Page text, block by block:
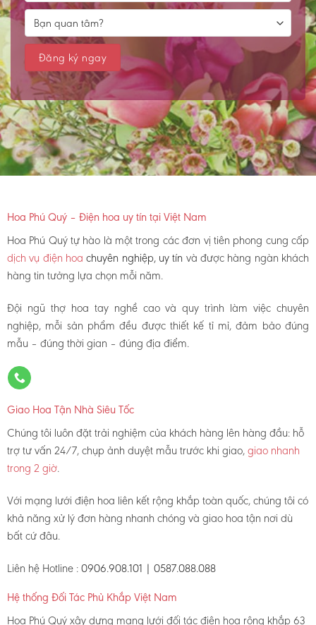
Hoa Phú Quý – Điện hoa uy tín tại Việt Nam
Hoa Phú Quý tự hào là một trong các đơn vị tiên phong cung cấp
dịch vụ điện hoachuyên nghiệp, uy tín và được hàng ngàn khách
hàng tin tưởng lựa chọn mỗi năm.
Đội ngũ thợ hoa tay nghề cao và quy trình làm việc chuyên
nghiệp, mỗi sản phẩm đều được thiết kế tỉ mỉ, đảm bảo đúng
mẫu – đúng thời gian – đúng địa điểm.
Giao Hoa Tận Nhà Siêu Tốc
Chúng tôi luôn đặt trải nghiệm của khách hàng lên hàng đầu: hỗ
trợ tư vấn 24/7, chụp ảnh duyệt mẫu trước khi giao,giao nhanh
trong 2 giờ.
Với mạng lưới điện hoa liên kết rộng khắp toàn quốc, chúng tôi có
khả năng xử lý đơn hàng nhanh chóng và giao hoa tận nơi dù
bất cứ đâu.
Liên hệ Hotline : 0906.908.101 | 0587.088.088
Hệ thống Đối Tác Phủ Khắp Việt Nam
Hoa Phú Quý xây dựng mạng lưới đối tác điện hoa rộng khắp 63